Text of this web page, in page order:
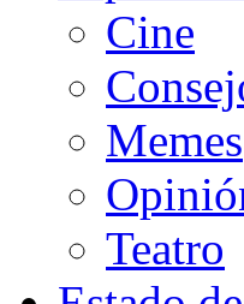
Cine
Memes
Teatro